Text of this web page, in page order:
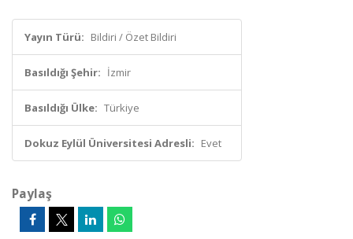
Yayın Türü: Bildiri / Özet Bildiri
Basıldığı Şehir: İzmir
Basıldığı Ülke: Türkiye
Dokuz Eylül Üniversitesi Adresli: Evet
Paylaş